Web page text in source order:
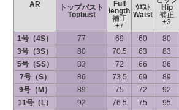
AR
トップバスト
Topbust
Full
length
補正
±7
ｳｴｽﾄ
Waist
Hip
補正
±3
1号（4S）
77 69 60 80
3号（3S）
80 70.5 63 83
5号（SS）
83 72 66 86
7号（S）
86 73.5 69 89
9号（M）
89 75 72 92
11号（L）
92 76.5 75 95